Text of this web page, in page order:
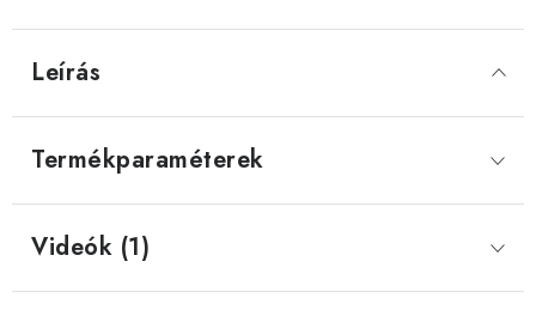
Leírás
Termékparaméterek
Videók (1)